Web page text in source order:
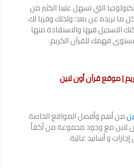
التي تسهل علينا الكثير من
ما نريده عن بعد؛ ولذلك وفرنا لك
التسجيل فيها والاستفادة منها
فهمك للقرآن الكريم.
| موقع قرآن أون لاين
من أهم وأفضل المواقع الخاصة
لاين مع وجود مجموعة من أكفأ
و أسانيد عالية.